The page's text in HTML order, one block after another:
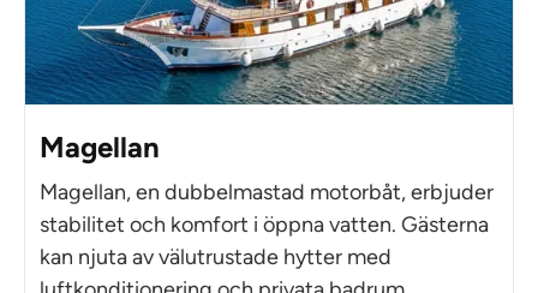
Magellan
Magellan, en dubbelmastad motorbåt, erbjuder
stabilitet och komfort i öppna vatten. Gästerna
kan njuta av välutrustade hytter med